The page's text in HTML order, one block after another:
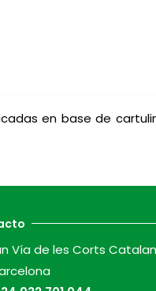
en base de
Vía de les Corts